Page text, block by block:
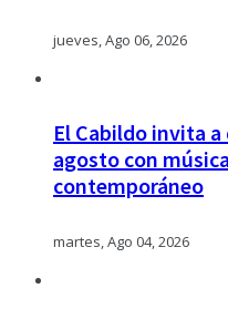
jueves, Ago 06, 2026
El Cabildo invita
agosto con
contemporáneo
martes, Ago 04, 2026